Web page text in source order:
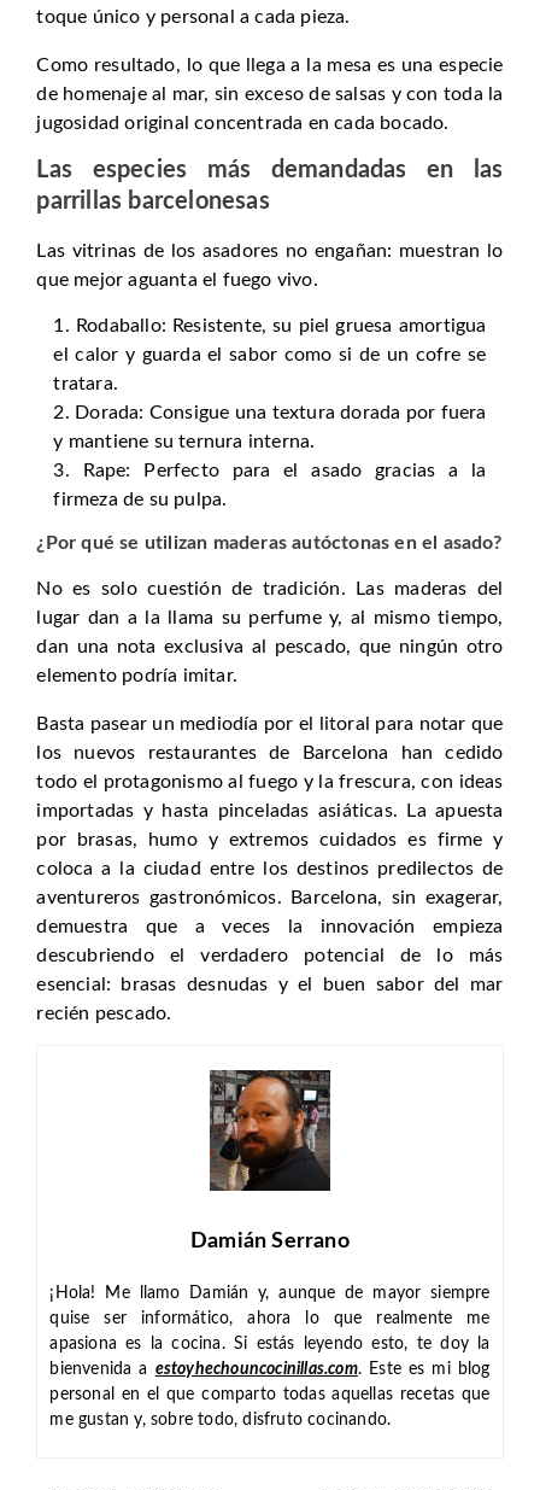
toque único y personal a cada pieza.
Como resultado, lo que llega a la mesa es una especie
de homenaje al mar, sin exceso de salsas y con toda la
jugosidad original concentrada en cada bocado.
Las especies más demandadas en las
parrillas barcelonesas
Las vitrinas de los asadores no engañan: muestran lo
que mejor aguanta el fuego vivo.
Rodaballo: Resistente, su piel gruesa amortigua
el calor y guarda el sabor como si de un cofre se
tratara.
Dorada: Consigue una textura dorada por fuera
y mantiene su ternura interna.
Rape: Perfecto para el asado gracias a la
firmeza de su pulpa.
¿Por qué se utilizan maderas autóctonas en el asado?
No es solo cuestión de tradición. Las maderas del
lugar dan a la llama su perfume y, al mismo tiempo,
dan una nota exclusiva al pescado, que ningún otro
elemento podría imitar.
Basta pasear un mediodía por el litoral para notar que
los nuevos restaurantes de Barcelona han cedido
todo el protagonismo al fuego y la frescura, con ideas
importadas y hasta pinceladas asiáticas. La apuesta
por brasas, humo y extremos cuidados es firme y
coloca a la ciudad entre los destinos predilectos de
aventureros gastronómicos. Barcelona, sin exagerar,
demuestra que a veces la innovación empieza
descubriendo el verdadero potencial de lo más
esencial: brasas desnudas y el buen sabor del mar
recién pescado.
Damián Serrano
¡Hola! Me llamo Damián y, aunque de mayor siempre
quise ser informático, ahora lo que realmente me
apasiona es la cocina. Si estás leyendo esto, te doy la
bienvenida a estoyhechouncocinillas.com. Este es mi blog
personal en el que comparto todas aquellas recetas que
me gustan y, sobre todo, disfruto cocinando.